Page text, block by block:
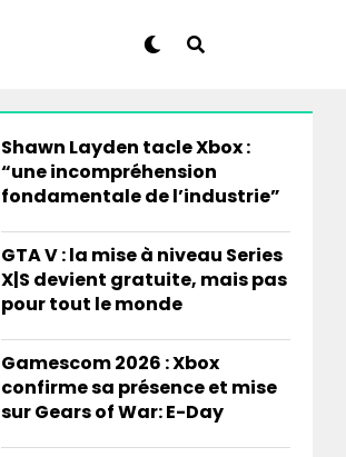
Shawn Layden tacle Xbox :
“une incompréhension
fondamentale de l’industrie”
GTA V : la mise à niveau Series
X|S devient gratuite, mais pas
pour tout le monde
Gamescom 2026 : Xbox
confirme sa présence et mise
sur Gears of War: E-Day